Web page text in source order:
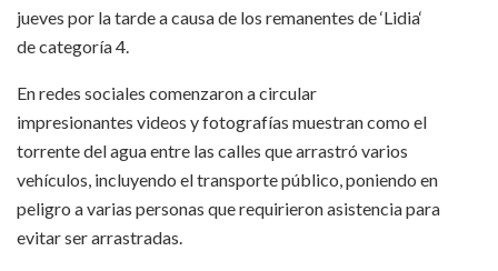
jueves por la tarde a causa de los remanentes de ‘Lidia‘
de categoría 4.
En redes sociales comenzaron a circular
impresionantes videos y fotografías muestran como el
torrente del agua entre las calles que arrastró varios
vehículos, incluyendo el transporte público, poniendo en
peligro a varias personas que requirieron asistencia para
evitar ser arrastradas.